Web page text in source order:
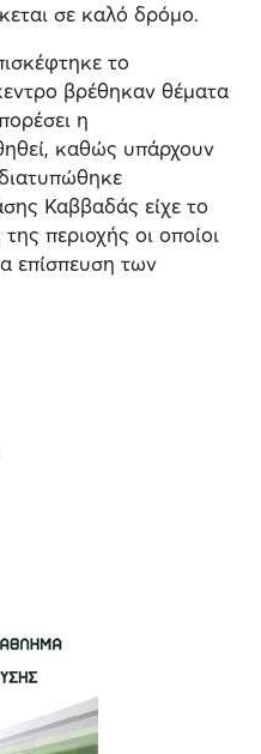
σε καλό δρόμο.
το
βρέθηκαν θέματα
η
καθώς υπάρχουν
Καββαδάς είχε το
περιοχής οι οποίοι
επίσπευση των